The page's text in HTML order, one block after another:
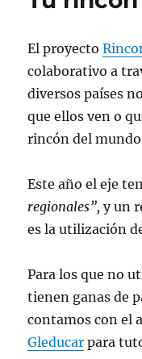
El proyecto
colaborativo a
diversos países
que ellos ven o
rincón del
Este año el eje
regionales”,y un
es la utilización
Para los que no
tienen ganas de
contamos con el
Gleducar para